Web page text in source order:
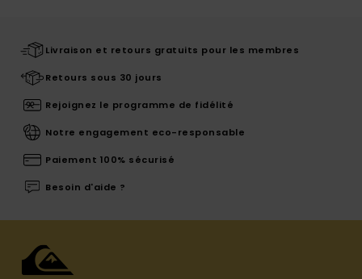
Livraison et retours gratuits pour les membres
Retours sous 30 jours
Rejoignez le programme de fidélité
Notre engagement eco-responsable
Paiement 100% sécurisé
Besoin d'aide ?